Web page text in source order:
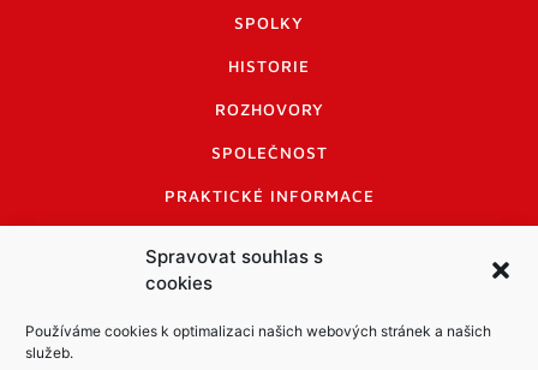
Spravovat souhlas s
cookies
Používáme cookies k optimalizaci našich webových stránek a našich
služeb.
SPOLKY
HISTORIE
ROZHOVORY
SPOLEČNOST
PRAKTICKÉ INFORMACE
INFORMACE A KODEX DISKUTUJÍCÍCH
LOGO A LOGO MANUÁL